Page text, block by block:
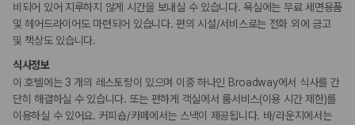
흡연 시설
금연 숙박 시설
기타
커플/프라이빗 다이닝
프러포즈/로맨스 패키지 이용 가능
비되어 있어 지루하지 않게 시간을 보내실 수 있습니다. 욕실에는 무료 세면용품
및 헤어드라이어도 마련되어 있습니다. 편의 시설/서비스로는 전화 외에 금고
및 책상도 있습니다.
식사정보
이 호텔에는 3 개의 레스토랑이 있으며 이중 하나인 Broadway에서 식사를 간
단히 해결하실 수 있습니다. 또는 편하게 객실에서 룸서비스(이용 시간 제한)를
이용하실 수 있어요. 커피숍/카페에서는 스낵이 제공됩니다. 바/라운지에서는